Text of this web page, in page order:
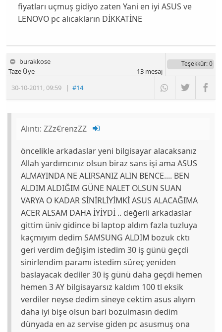
fiyatları uçmuş gidiyo zaten Yani en iyi ASUS ve
LENOVO pc alıcakların DİKKATİNE
burakkose
30-10-2011,09:59 |#14
Taze Üye
Teşekkür: 0
13mesaj
Alıntı:ZZz€renzZZ
öncelikle arkadaslar yeni bilgisayar alacaksanız
Allah yardımcınız olsun biraz sans işi ama ASUS
ALMAYINDA NE ALIRSANIZ ALIN BENCE.... BEN
ALDIM ALDIĞIM GÜNE NALET OLSUN SUAN
VARYA O KADAR SİNİRLİYİMKİ ASUS ALACAĞIMA
ACER ALSAM DAHA İYİYDİ .. değerli arkadaslar
gittim üniv gidince bi laptop aldım fazla tuzluya
kaçmıyım dedim SAMSUNG ALDIM bozuk cktı
geri verdim değişim istedim 30 iş günü geçdi
sinirlendim paramı istedim süreç yeniden
baslayacak dediler 30 iş günü daha geçdi hemen
hemen 3 AY bilgisayarsız kaldım 100 tl eksik
verdiler neyse dedim sineye cektim asus alıyım
daha iyi bişe olsun bari bozulmasın dedim
dünyada en az servise giden pc asusmuş ona